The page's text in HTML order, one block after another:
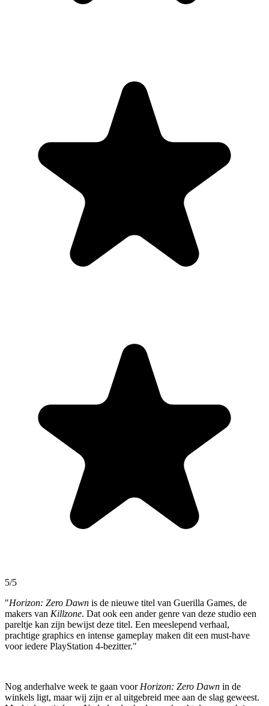
5/5
"Horizon: Zero Dawn is de nieuwe titel van Guerilla Games, de
makers van Killzone. Dat ook een ander genre van deze studio een
pareltje kan zijn bewijst deze titel. Een meeslepend verhaal,
prachtige graphics en intense gameplay maken dit een must-have
voor iedere PlayStation 4-bezitter."
Nog anderhalve week te gaan voor Horizon: Zero Dawn in de
winkels ligt, maar wij zijn er al uitgebreid mee aan de slag geweest.